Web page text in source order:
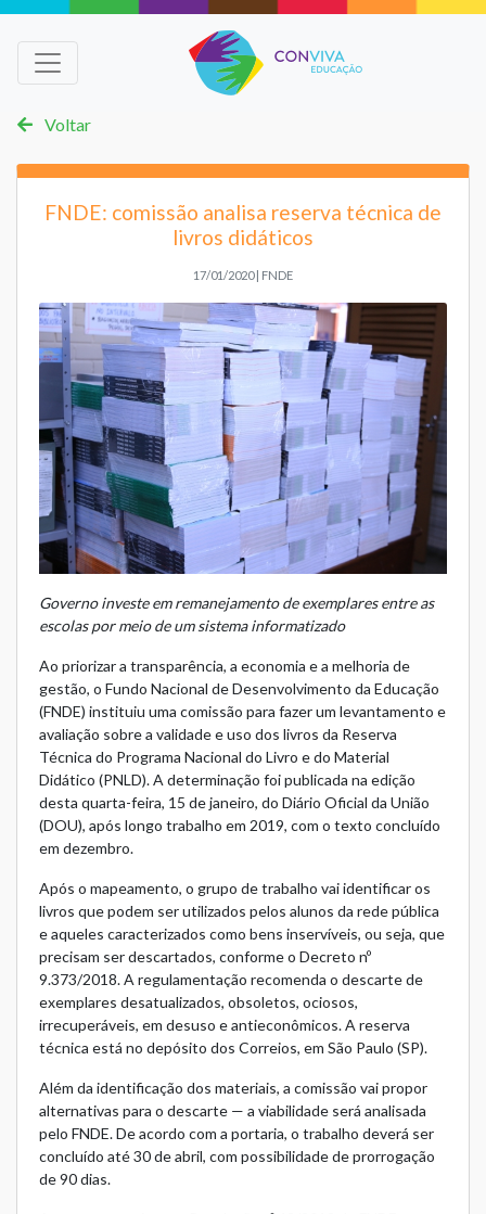
Voltar
FNDE: comissão analisa reserva técnica de
livros didáticos
17/01/2020 | FNDE
Governo investe em remanejamento de exemplares entre as
escolas por meio de um sistema informatizado
Ao priorizar a transparência, a economia e a melhoria de
gestão, o Fundo Nacional de Desenvolvimento da Educação
(FNDE) instituiu uma comissão para fazer um levantamento e
avaliação sobre a validade e uso dos livros da Reserva
Técnica do Programa Nacional do Livro e do Material
Didático (PNLD). Adeterminação foi publicada na edição
desta quarta-feira, 15 de janeiro, do Diário Oficial da União
(DOU), após longo trabalho em 2019, com o texto concluído
em dezembro.
Após o mapeamento, o grupo de trabalho vai identificar os
livros que podem ser utilizados pelos alunos da rede pública
e aqueles caracterizados como bens inservíveis, ou seja, que
precisam ser descartados, conforme o Decreto nº
9.373/2018. A regulamentação recomenda o descarte de
exemplares desatualizados, obsoletos, ociosos,
irrecuperáveis, em desuso e antieconômicos. A reserva
técnica está no depósito dos Correios, em São Paulo (SP).
Além da identificação dos materiais, a comissão vai propor
alternativas para o descarte — a viabilidade será analisada
pelo FNDE. De acordo com a portaria, o trabalho deverá ser
concluído até 30 de abril, com possibilidade de prorrogação
de 90 dias.